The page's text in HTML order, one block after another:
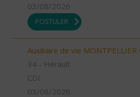
03/08/2026
POSTULER
Auxiliaire de vie MONTPELLIER
34 - Hérault
CDI
03/08/2026